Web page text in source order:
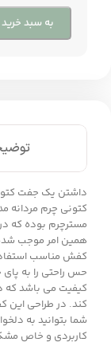
به سبد
داشتن یک جفت
مسترچرم بوده که
همین امر موجب شده
کفش مناسب
حس راحتی را به
کیفیت می باشد که
کند. در طراحی این
شما بتوانید به
کاربردی و خاص